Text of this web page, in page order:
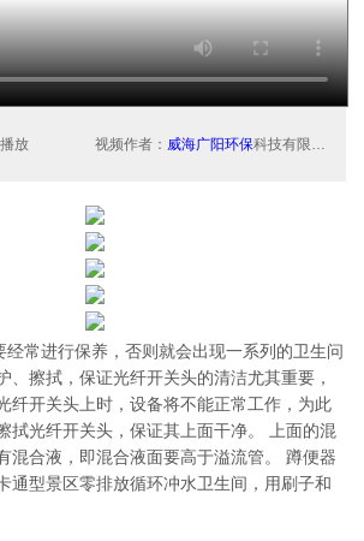
放 视频作者： 威海广阳环保科技有限公司
常进行保养，否则就会出现一系列的卫生问
、擦拭，保证光纤开关头的清洁尤其重要，
纤开关头上时，设备将不能正常工作，为此
拭光纤开关头，保证其上面干净。 上面的混
混合液，即混合液面要高于溢流管。 蹲便器
通型景区零排放循环冲水卫生间，用刷子和